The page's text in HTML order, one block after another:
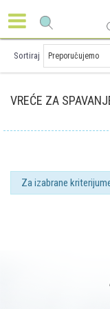
VREĆE ZA
Sortiraj
Za izabrane